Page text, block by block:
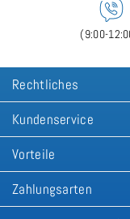
(9:00-
Rechtliches
Kundenservice
Vorteile
Zahlungsarten